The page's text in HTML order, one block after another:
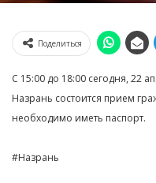
Поделиться
С 15:00 до 18:00 сегодня, 22
Назрань состоится прием
необходимо иметь паспорт.
#Назрань